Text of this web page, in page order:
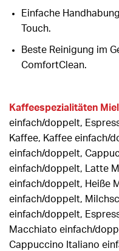
Einfache
Touch.
Beste Reinigung im
ComfortClean.
Kaffeespezialitäten
einfach/doppelt,
Kaffee, Kaffee einfach/
einfach/doppelt,
einfach/doppelt, Latte
einfach/doppelt, Heiße
einfach/doppelt,
einfach/doppelt,
Macchiato einfach/
Cappuccino Italiano